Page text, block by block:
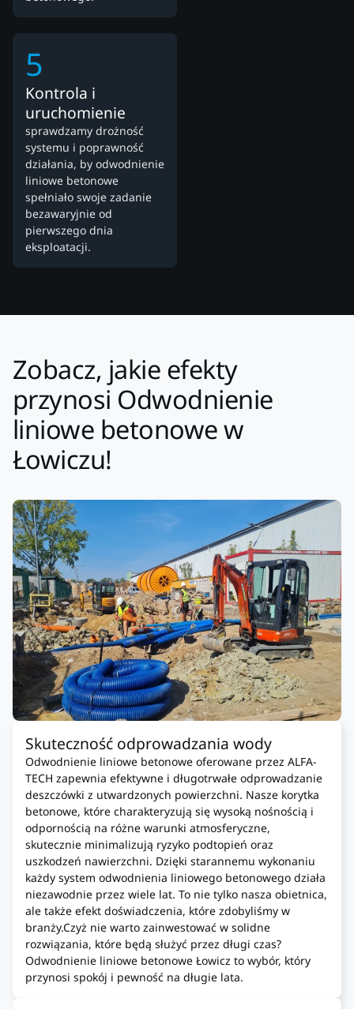
5
Kontrola i
uruchomienie
sprawdzamy drożność
systemu i poprawność
działania, by odwodnienie
liniowe betonowe
spełniało swoje zadanie
bezawaryjnie od
pierwszego dnia
eksploatacji.
Zobacz, jakie efekty
przynosi Odwodnienie
liniowe betonowe w
Łowiczu!
Skuteczność odprowadzania wody
Odwodnienie liniowe betonowe oferowane przez ALFA-
TECH zapewnia efektywne i długotrwałe odprowadzanie
deszczówki z utwardzonych powierzchni. Nasze korytka
betonowe, które charakteryzują się wysoką nośnością i
odpornością na różne warunki atmosferyczne,
skutecznie minimalizują ryzyko podtopień oraz
uszkodzeń nawierzchni. Dzięki starannemu wykonaniu
każdy system odwodnienia liniowego betonowego działa
niezawodnie przez wiele lat. To nie tylko nasza obietnica,
ale także efekt doświadczenia, które zdobyliśmy w
branży.Czyż nie warto zainwestować w solidne
rozwiązania, które będą służyć przez długi czas?
Odwodnienie liniowe betonowe Łowicz to wybór, który
przynosi spokój i pewność na długie lata.